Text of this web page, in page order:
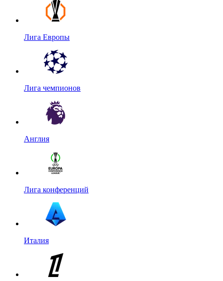
Лига Европы
Лига чемпионов
Англия
Лига конференций
Италия